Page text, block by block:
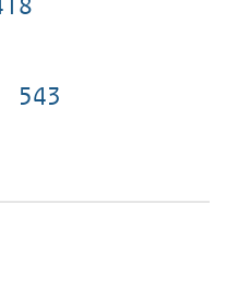
Pagina
Pagina
543